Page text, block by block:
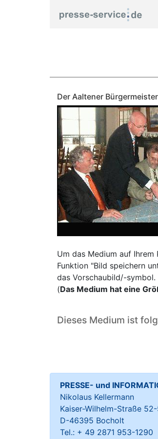
Der Aaltener
Um das Medium auf
Funktion "Bild speichern
das Vorschaubild/-symbol.
(Das Medium hat eine
Dieses Medium ist
PRESSE- und
Nikolaus Kellermann
Kaiser-Wilhelm-Straße
D-46395 Bocholt
Tel.: + 49 2871 953-1290